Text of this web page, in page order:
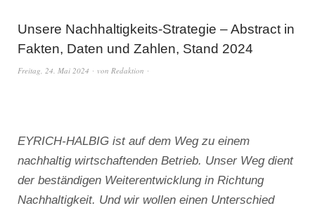
Unsere Nachhaltigkeits-Strategie – Abstract in
Fakten, Daten und Zahlen, Stand 2024
Freitag, 24. Mai 2024 von Redaktion
EYRICH-HALBIG ist auf dem Weg zu einem
nachhaltig wirtschaftenden Betrieb. Unser Weg dient
der beständigen Weiterentwicklung in Richtung
Nachhaltigkeit. Und wir wollen einen Unterschied